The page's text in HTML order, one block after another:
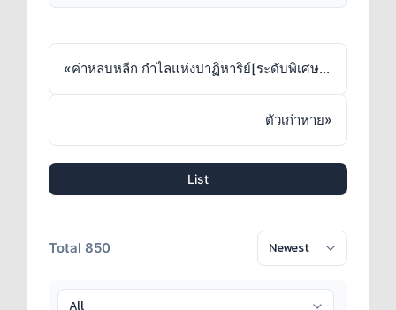
« ค่าหลบหลีก กำไลแห่งปาฏิหาริย์[ระดับพิเศษ] ไม่ตรงกับหน้าเวป
ตัวเก่าหาย»
List
Total 850